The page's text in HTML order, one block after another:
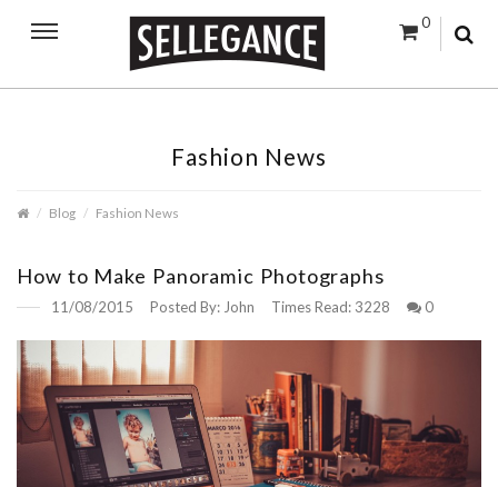
0
Fashion News
Blog Fashion News
How to Make Panoramic Photographs
11/08/2015 Posted By: John Times Read: 3228 0